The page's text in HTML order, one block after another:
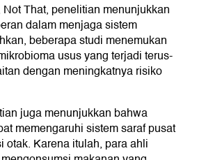
That, penelitian menunjukkan
dalam menjaga sistem
beberapa studi menemukan
usus yang terjadi terus-
dengan meningkatnya risiko
juga menunjukkan bahwa
memengaruhi sistem saraf pusat
otak. Karena itulah, para ahli